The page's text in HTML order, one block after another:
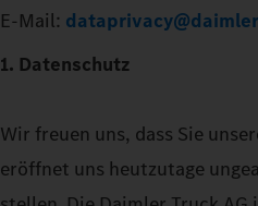
E-Mail:
1. Datenschutz
Wir freuen uns, dass Sie
eröffnet uns heutzutage